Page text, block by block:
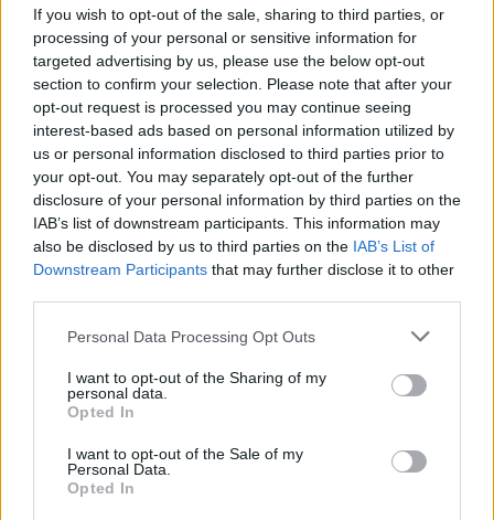
If you wish to opt-out of the sale, sharing to third parties, or
processing of your personal or sensitive information for
targeted advertising by us, please use the below opt-out
section to confirm your selection. Please note that after your
opt-out request is processed you may continue seeing
interest-based ads based on personal information utilized by
us or personal information disclosed to third parties prior to
your opt-out. You may separately opt-out of the further
disclosure of your personal information by third parties on the
IAB’s list of downstream participants. This information may
also be disclosed by us to third parties on the IAB’s List of
Downstream Participants that may further disclose it to other
Personal Data Processing Opt Outs
I want to opt-out of the Sharing of my
personal data.
Opted In
I want to opt-out of the Sale of my
Personal Data.
Opted In
masiškai apsinuodija šiomis daržovėmis, jau
yra mirusių(1)
Maistas
Receptas
Šalta burokėlių sriuba ir keptų slyvų salotos:
5 netikėti receptai ieškantiems naujų idėjų